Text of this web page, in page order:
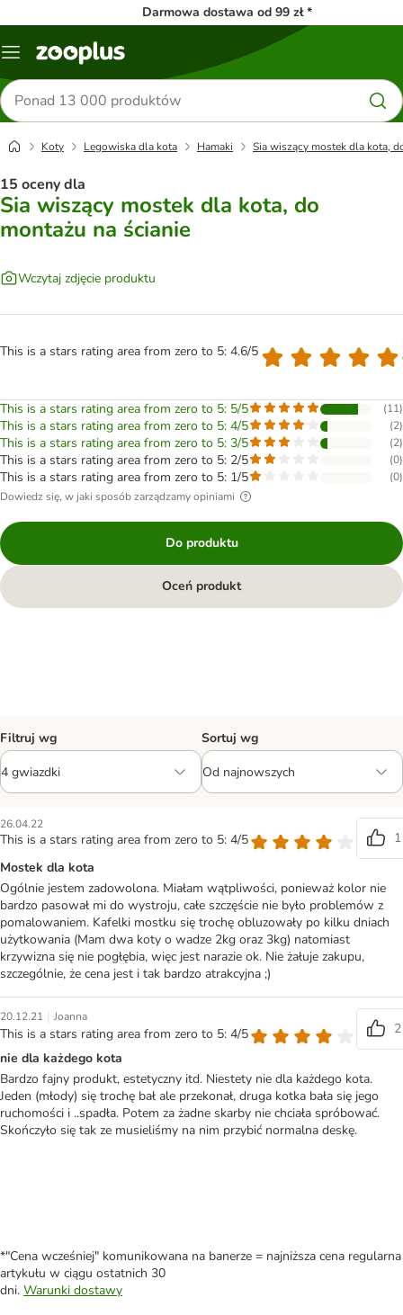
Darmowa dostawa od 99 zł *
Menu
Szukaj
produktów
Koty Legowiska dla kota Hamaki Sia wiszący mostek dla kota,
15 oceny dla
Sia wiszący mostek dla kota, do
montażu na ścianie
Wczytaj zdjęcie produktu
This is a stars rating area from zero to 5: 4.6/5
This is a stars rating area from zero to 5: 5/5 (11)
This is a stars rating area from zero to 5: 4/5 (2)
This is a stars rating area from zero to 5: 3/5 (2)
This is a stars rating area from zero to 5: 2/5 (0)
This is a stars rating area from zero to 5: 1/5 (0)
Dowiedz się, w jaki sposób zarządzamy opiniami
Do produktu
Oceń produkt
Filtruj wg Sortuj wg
26.04.22
This is a stars rating area from zero to 5: 4/5
1
Mostek dla kota
Ogólnie jestem zadowolona. Miałam wątpliwości, ponieważ kolor nie
bardzo pasował mi do wystroju, całe szczęście nie było problemów z
pomalowaniem. Kafelki mostku się trochę obluzowały po kilku dniach
użytkowania (Mam dwa koty o wadze 2kg oraz 3kg) natomiast
krzywizna się nie pogłębia, więc jest narazie ok. Nie żałuje zakupu,
szczególnie, że cena jest i tak bardzo atrakcyjna ;)
20.12.21 | Joanna
This is a stars rating area from zero to 5: 4/5
2
nie dla każdego kota
Bardzo fajny produkt, estetyczny itd. Niestety nie dla każdego kota.
Jeden (młody) się trochę bał ale przekonał, druga kotka bała się jego
ruchomości i ..spadła. Potem za żadne skarby nie chciała spróbować.
Skończyło się tak ze musieliśmy na nim przybić normalna deskę.
*"Cena wcześniej" komunikowana na banerze = najniższa cena regularna
artykułu w ciągu ostatnich 30
dni. Warunki dostawy